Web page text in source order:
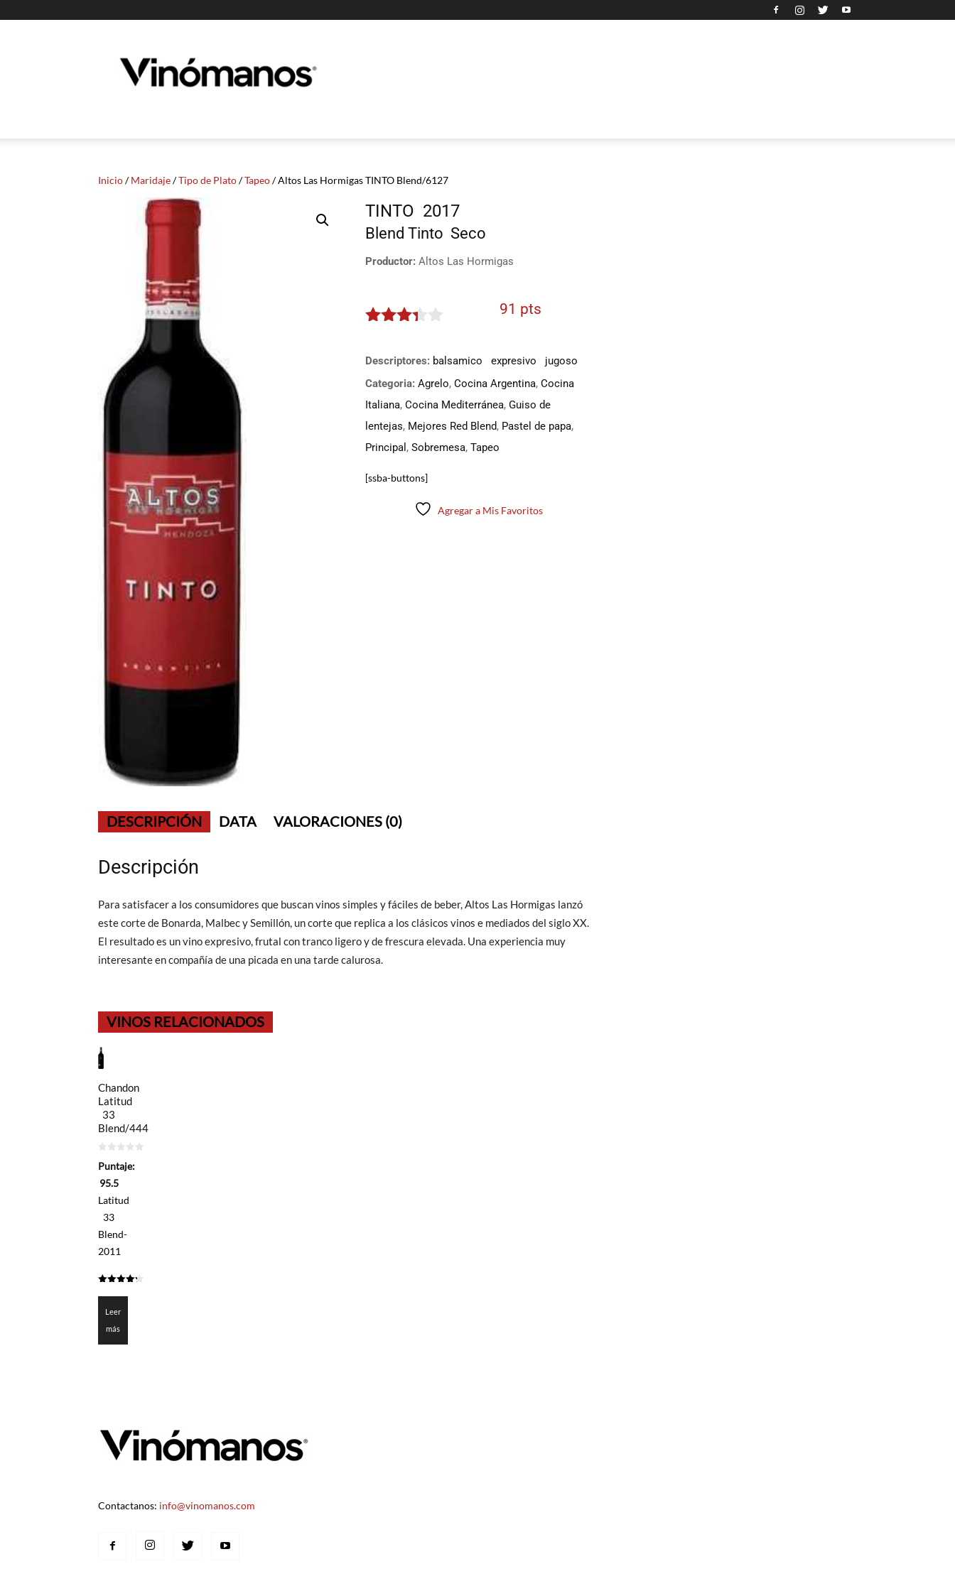
Vinomanos
Inicio/Maridaje/Tipo de Plato/Tapeo/ Altos Las Hormigas TINTO Blend/6127
TINTO 2017
Blend Tinto Seco
Productor: Altos Las Hormigas
91 pts
Descriptores: balsamico expresivo
jugoso
Categoria: Agrelo, Cocina Argentina, Cocina
Italiana, Cocina Mediterránea, Guiso de
lentejas, Mejores Red Blend, Pastel de papa,
Principal , Sobremesa, Tapeo
[ssba-buttons]
Agregar a Mis Favoritos
DESCRIPCIÓN DATA VALORACIONES (0)
Descripción
Para satisfacer a los consumidores que buscan vinos simples y fáciles de beber, Altos Las Hormigas lanzó
este corte de Bonarda, Malbec y Semillón, un corte que replica a los clásicos vinos e mediados del siglo XX.
El resultado es un vino expresivo, frutal con tranco ligero y de frescura elevada. Una experiencia muy
interesante en compañía de una picada en una tarde calurosa.
VINOS RELACIONADOS
Chandon
Latitud
33
Blend/444
de
Puntaje:
95.5
Latitud
33
Blend-
2011
Leer
más
Contactanos: info@vinomanos.com